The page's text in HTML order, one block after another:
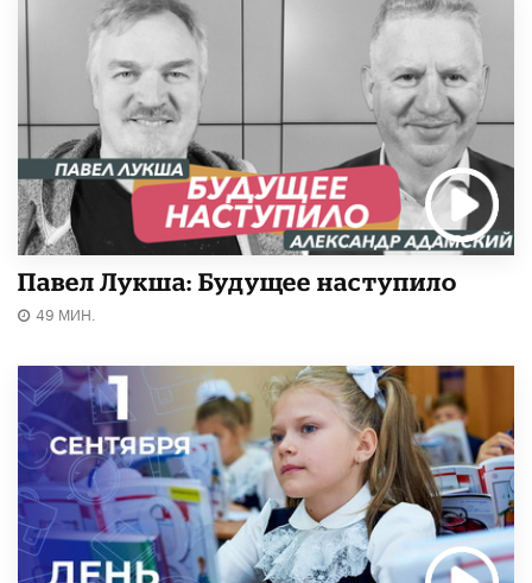
Павел Лукша: Будущее наступило
49 МИН.